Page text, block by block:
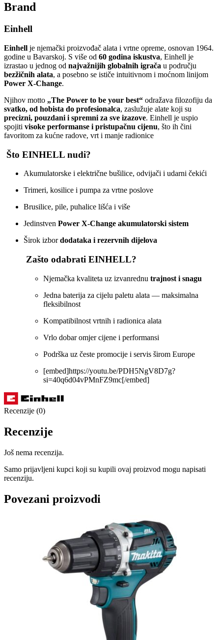
Brand
Einhell
Einhell je njemački proizvođač alata i vrtne opreme, osnovan 1964.
godine u Bavarskoj. S više od 60 godina iskustva, Einhell je
izrastao u jednog od najvažnijih globalnih igrača u području
bezžičnih alata, a posebno se ističe intuitivnom i moćnom linijom
Power X‑Change.
Njihov motto „The Power to be your best“ odražava filozofiju da
svatko, od hobista do profesionalca, zaslužuje alate koji su
precizni, pouzdani i spremni za sve izazove. Einhell je uspio
spojiti visoke performanse i pristupačnu cijenu, što ih čini
favoritom za kućne radove, vrt i manje radionice
Što EINHELL nudi?
Akumulatorske i električne bušilice, odvijači i udarni čekići
Trimeri, kosilice i pumpa za vrtne poslove
Brusilice, pile, puhalice lišća i više
Jedinstven Power X‑Change akumulatorski sistem
Širok izbordodataka i rezervnih dijelova
Zašto odabrati EINHELL?
Njemačka kvaliteta uz izvanrednu trajnost i snagu
Jedna baterija za cijelu paletu alata — maksimalna
fleksibilnost
Kompatibilnost vrtnih i radionica alata
Vrlo dobar omjer cijene i performansi
Podrška uz česte promocije i servis širom Europe
[embed]https://youtu.be/PDH5NgV8D7g?
si=40q6d04vPMnFZ9mc[/embed]
Recenzije (0)
Recenzije
Još nema recenzija.
Samo prijavljeni kupci koji su kupili ovaj proizvod mogu napisati
recenziju.
Povezani proizvodi